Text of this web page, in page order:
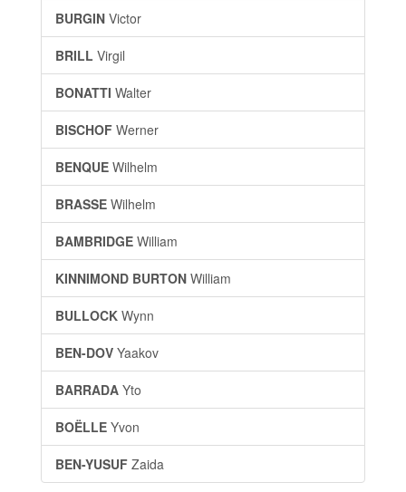
BURGIN Victor
BRILL Virgil
BONATTI Walter
BISCHOF Werner
BENQUE Wilhelm
BRASSE Wilhelm
BAMBRIDGE William
KINNIMOND BURTON William
BULLOCK Wynn
BEN-DOV Yaakov
BARRADA Yto
BOËLLE Yvon
BEN-YUSUF Zaida